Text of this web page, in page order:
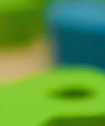
žaidimų
aikštelių danga